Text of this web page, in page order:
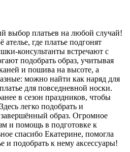
выбор платьев на любой случай!
ателье, где платье подгонят
консультанты встречают с
подобрать образ, учитывая
и пошива на высоте, а
можно найти как наряд для
для повседневной носки.
в сезон праздников, чтобы
легко подобрать и
завершённый образ. Огромное
и помощь в подготовке к
спасибо Екатерине, помогла
и подобрать к нему аксессуары!